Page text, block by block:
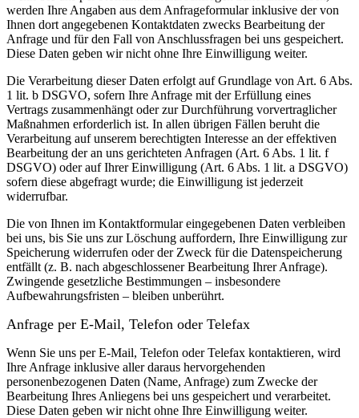
werden Ihre Angaben aus dem Anfrageformular inklusive der von
Ihnen dort angegebenen Kontaktdaten zwecks Bearbeitung der
Anfrage und für den Fall von Anschlussfragen bei uns gespeichert.
Diese Daten geben wir nicht ohne Ihre Einwilligung weiter.
Die Verarbeitung dieser Daten erfolgt auf Grundlage von Art. 6 Abs.
1 lit. b DSGVO, sofern Ihre Anfrage mit der Erfüllung eines
Vertrags zusammenhängt oder zur Durchführung vorvertraglicher
Maßnahmen erforderlich ist. In allen übrigen Fällen beruht die
Verarbeitung auf unserem berechtigten Interesse an der effektiven
Bearbeitung der an uns gerichteten Anfragen (Art. 6 Abs. 1 lit. f
DSGVO) oder auf Ihrer Einwilligung (Art. 6 Abs. 1 lit. a DSGVO)
sofern diese abgefragt wurde; die Einwilligung ist jederzeit
widerrufbar.
Die von Ihnen im Kontaktformular eingegebenen Daten verbleiben
bei uns, bis Sie uns zur Löschung auffordern, Ihre Einwilligung zur
Speicherung widerrufen oder der Zweck für die Datenspeicherung
entfällt (z. B. nach abgeschlossener Bearbeitung Ihrer Anfrage).
Zwingende gesetzliche Bestimmungen – insbesondere
Aufbewahrungsfristen – bleiben unberührt.
Anfrage per E-Mail, Telefon oder Telefax
Wenn Sie uns per E-Mail, Telefon oder Telefax kontaktieren, wird
Ihre Anfrage inklusive aller daraus hervorgehenden
personenbezogenen Daten (Name, Anfrage) zum Zwecke der
Bearbeitung Ihres Anliegens bei uns gespeichert und verarbeitet.
Diese Daten geben wir nicht ohne Ihre Einwilligung weiter.